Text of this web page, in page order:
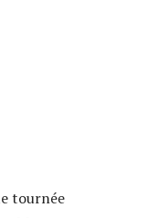
tournée